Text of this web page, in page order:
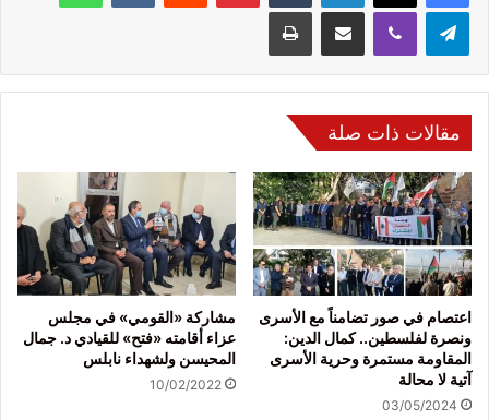
مقالات ذات صلة
اعتصام في صور تضامناً مع الأسرى
ونصرة لفلسطين.. كمال الدين:
المقاومة مستمرة وحرية الأسرى
آتية لا محالة
03/05/2024
مشاركة «القومي» في مجلس
عزاء أقامته «فتح» للقيادي د. جمال
المحيسن ولشهداء نابلس
10/02/2022